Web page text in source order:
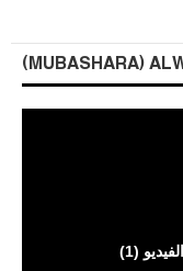
(MUBASHARA)